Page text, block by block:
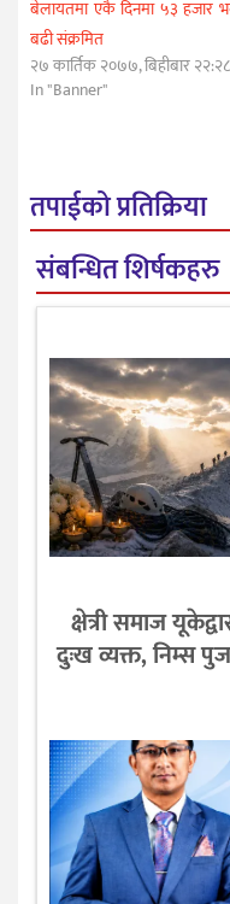
बेलायतमा एकै दिनमा ५३ हजार
बढी संक्रमित
२७ कार्तिक २०७७, बिहीबार २२:२८
In "Banner"
तपाईको प्रतिक्रिया
संबन्धित शिर्षकहरु
क्षेत्री समाज
दुःख व्यक्त, निम्स